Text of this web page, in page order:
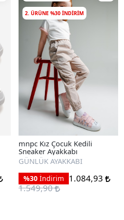
2. ÜRÜNE %30 INDIRIM
mnpc Kız Çocuk Kedili
Sneaker Ayakkabı
GÜNLÜK AYAKKABI
%30 İndirim
1.084,93
1.549,90